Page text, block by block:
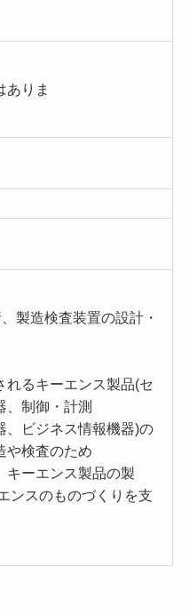
ありま
製造検査装置の設計・
れるキーエンス製品(セ
、制御・計測
、ビジネス情報機器)の
や検査のため
キーエンス製品の製
ンスのものづくりを支